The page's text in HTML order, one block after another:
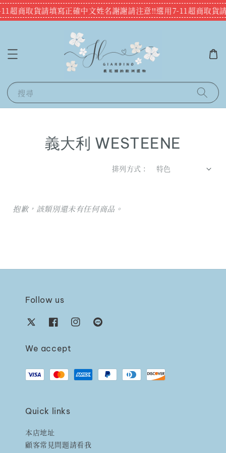
超商取貨請填寫正確中文姓名謝謝請注意‼️選用7-11超商取貨
搜尋
義大利 WESTEENE
排列方式 :
抱歉，該類別還未有任何商品。
Follow us
We accept
Quick links
本店地址
顧客常見問題請看我